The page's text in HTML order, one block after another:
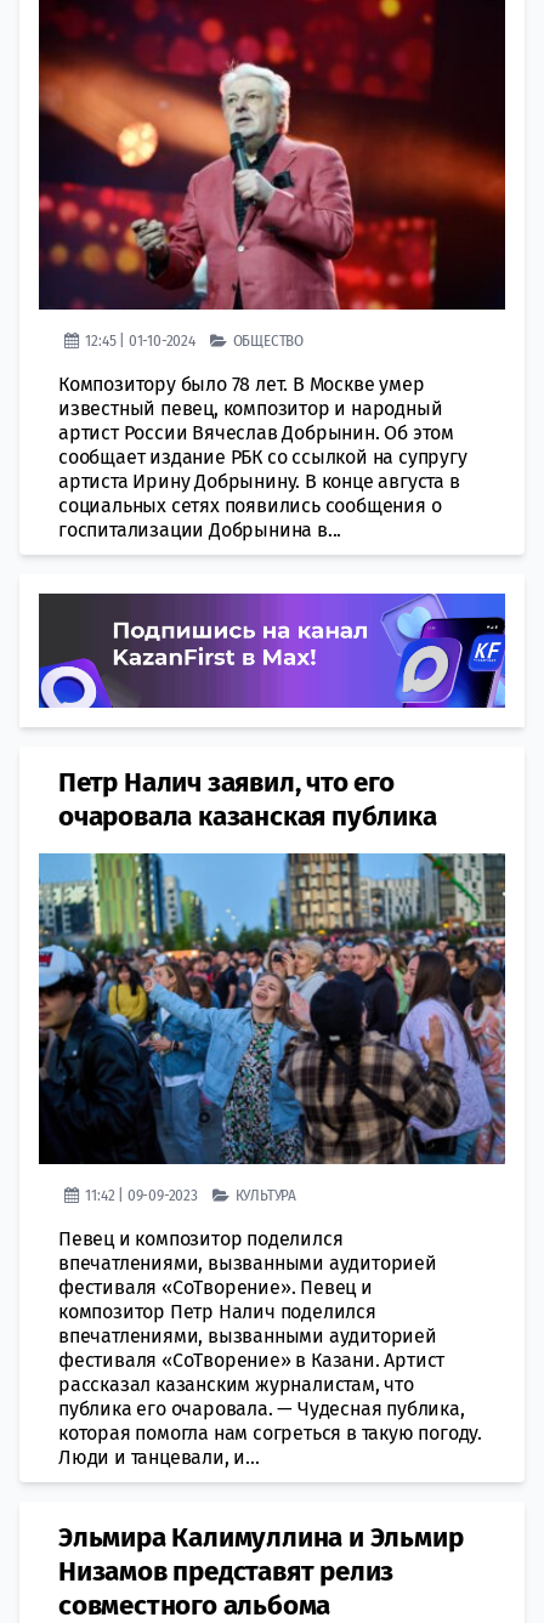
12:45 | 01-10-2024 ОБЩЕСТВО
Композитору было 78 лет. В Москве умер
известный певец, композитор и народный
артист России Вячеслав Добрынин. Об этом
сообщает издание РБК со ссылкой на супругу
артиста Ирину Добрынину. В конце августа в
социальных сетях появились сообщения о
госпитализации Добрынина в...
Петр Налич заявил, что его
очаровала казанская публика
11:42 | 09-09-2023 КУЛЬТУРА
Певец и композитор поделился
впечатлениями, вызванными аудиторией
фестиваля «СоТворение». Певец и
композитор Петр Налич поделился
впечатлениями, вызванными аудиторией
фестиваля «СоТворение» в Казани. Артист
рассказал казанским журналистам, что
публика его очаровала. — Чудесная публика,
которая помогла нам согреться в такую погоду.
Люди и танцевали, и...
Эльмира Калимуллина и Эльмир
Низамов представят релиз
совместного альбома